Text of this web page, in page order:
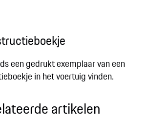
een gedrukt exemplaar van een
in het voertuig vinden.
artikelen​